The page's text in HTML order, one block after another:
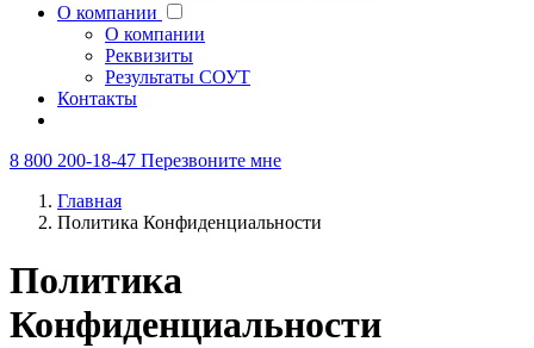
О компании
О компании
Реквизиты
Результаты СОУТ
Контакты
8 800 200-18-47 Перезвоните мне
Главная
Политика Конфиденциальности
Политика
Конфиденциальности